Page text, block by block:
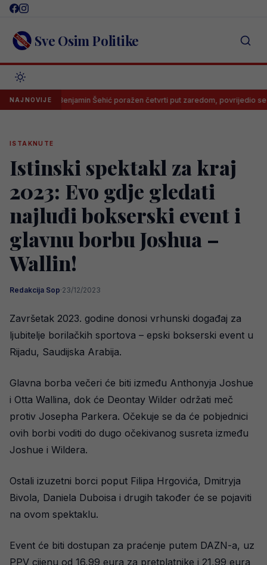
Skip
content Sve Osim Politike
NAJNOVIJE
Benjamin Šehić poražen četvrti put zaredom, povrijedio se u prvoj
ISTAKNUTE
Istinski spektakl za kraj
2023: Evo gdje gledati
najluđi bokserski event i
glavnu borbu Joshua –
Wallin!
Redakcija Sop·23/12/2023
Završetak 2023. godine donosi vrhunski događaj za
ljubitelje borilačkih sportova – epski bokserski event u
Rijadu, Saudijska Arabija.
Glavna borba večeri će biti između Anthonyja Joshue
i Otta Wallina, dok će Deontay Wilder održati meč
protiv Josepha Parkera. Očekuje se da će pobjednici
ovih borbi voditi do dugo očekivanog susreta između
Joshue i Wildera.
Ostali izuzetni borci poput Filipa Hrgovića, Dmitryja
Bivola, Daniela Duboisa i drugih također će se pojaviti
na ovom spektaklu.
Event će biti dostupan za praćenje putem DAZN-a, uz
PPV cijenu od 16,99 eura za pretplatnike i 21,99 eura